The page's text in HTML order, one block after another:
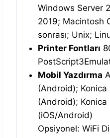
Windows Server
2019; Macintosh
sonrası; Unix;
Printer Fontları
Mobil Yazdırma
(Android);
(Android);
(iOS/Android)
Opsiyonel: WiFi